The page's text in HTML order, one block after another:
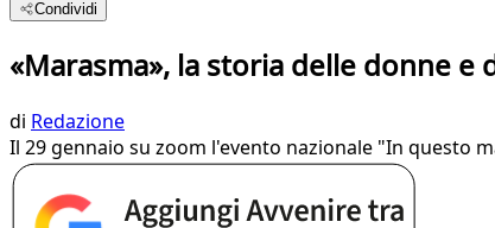
Condividi
«Marasma», la storia delle donne
di Redazione
Il 29 gennaio su zoom l'evento nazionale "In questo